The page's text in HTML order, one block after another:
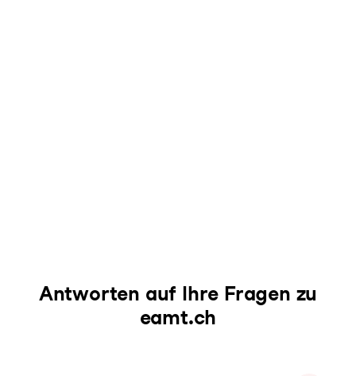
Antworten auf Ihre Fragen zu
eamt.ch